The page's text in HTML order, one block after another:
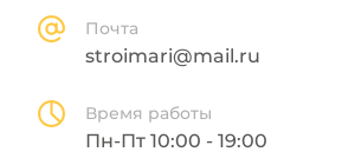
Почта
stroimari@mail.ru
Время работы
Пн-Пт 10:00 - 19:00